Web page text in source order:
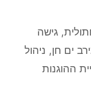
,גישה
ים חן, ניהול
ההוגנות